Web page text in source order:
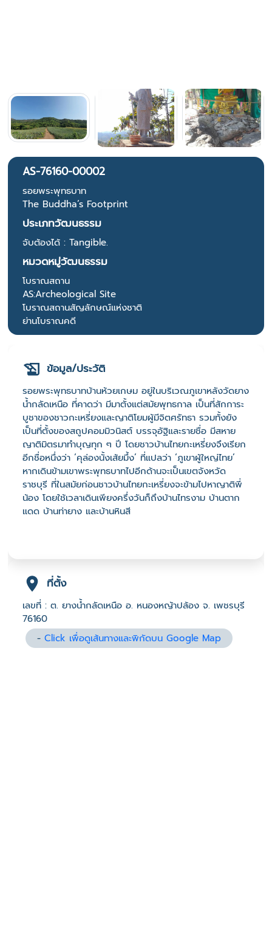
AS-76160-00002
รอยพระพุทธบาท
The Buddha’s Footprint
ประเภทวัฒนธรรม
จับต้องได้ : Tangible.
หมวดหมู่วัฒนธรรม
โบราณสถาน
AS:Archeological Site
โบราณสถานสัญลักษณ์แห่งชาติ
ย่านโบราณคดี
ข้อมูล/ประวัติ
รอยพระพุทธบาทบ้านห้วยเกษม อยู่ในบริเวณภูเขาหลังวัดยาง
น้ำกลัดเหนือ ที่คาดว่า มีมาตั้งแต่สมัยพุทธกาล เป็นที่สักการะ
บูชาของชาวกะเหรี่ยงและญาติโยมผู้มีจิตศรัทธา รวมทั้งยัง
เป็นที่ตั้งของสถูปคอมมิวนิสต์ บรรจุอัฐิและรายชื่อ มีสหาย
ญาติมิตรมาทำบุญทุก ๆ ปี โดยชาวบ้านไทยกะเหรี่ยงจึงเรียก
อีกชื่อหนึ่งว่า ‘คุล่องนั้งเส้ยมึ้ง’ ที่แปลว่า ‘ภูเขาผู้ใหญ่ไทย’
หากเดินข้ามเขาพระพุทธบาทไปอีกด้านจะเป็นเขตจังหวัด
ราชบุรี ที่ในสมัยก่อนชาวบ้านไทยกะเหรี่ยงจะข้ามไปหาญาติพี่
น้อง โดยใช้เวลาเดินเพียงครึ่งวันก็ถึงบ้านไทรงาม บ้านตาก
แดด บ้านท่ายาง และบ้านหินสี
ที่ตั้ง
เลขที่ : ต. ยางน้ำกลัดเหนือ อ. หนองหญ้าปล้อง จ. เพชรบุรี
76160
-Click เพื่อดูเส้นทางและพิกัดบน Google Map